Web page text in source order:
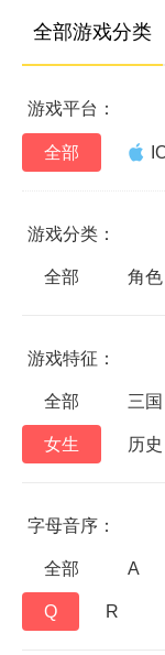
全部游戏分类
游戏平台：
全部
游戏分类：
全部 角色
游戏特征：
全部 三国
女生 历史
字母音序：
全部 A
Q R